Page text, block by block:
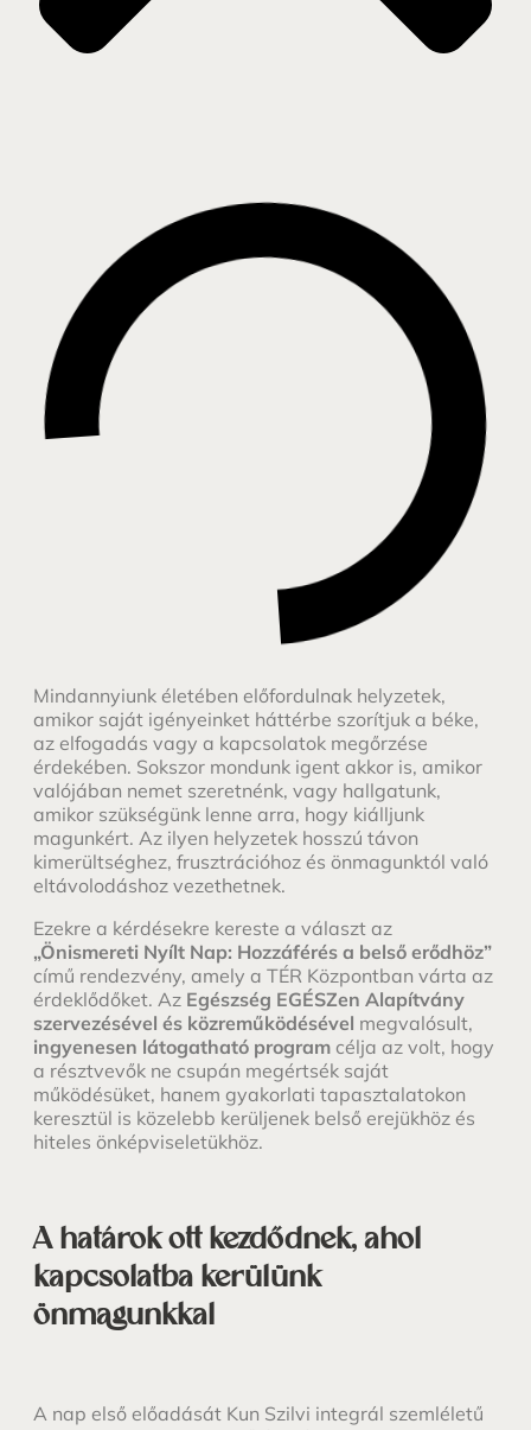
Mindannyiunk életében előfordulnak helyzetek,
amikor saját igényeinket háttérbe szorítjuk a béke,
az elfogadás vagy a kapcsolatok megőrzése
érdekében. Sokszor mondunk igent akkor is, amikor
valójában nemet szeretnénk, vagy hallgatunk,
amikor szükségünk lenne arra, hogy kiálljunk
magunkért. Az ilyen helyzetek hosszú távon
kimerültséghez, frusztrációhoz és önmagunktól való
eltávolodáshoz vezethetnek.
Ezekre a kérdésekre kereste a választ az
„Önismereti Nyílt Nap: Hozzáférés a belső erődhöz”
című rendezvény, amely a TÉR Központban várta az
érdeklődőket. Az Egészség EGÉSZen Alapítvány
szervezésével és közreműködésével megvalósult,
ingyenesen látogatható program célja az volt, hogy
a résztvevők ne csupán megértsék saját
működésüket, hanem gyakorlati tapasztalatokon
keresztül is közelebb kerüljenek belső erejükhöz és
hiteles önképviseletükhöz.
A határok ott kezdődnek, ahol
kapcsolatba kerülünk
önmagunkkal
A nap első előadását Kun Szilvi integrál szemléletű